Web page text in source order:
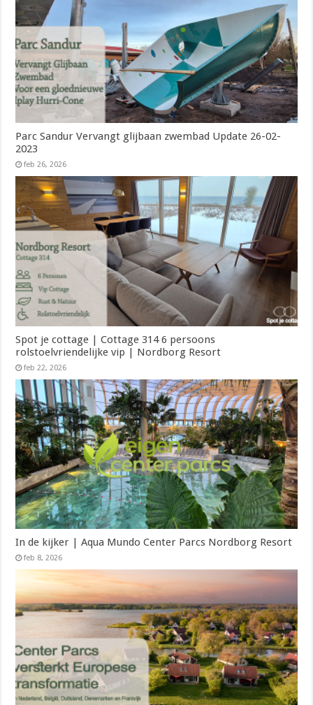
Parc Sandur Vervangt glijbaan zwembad Update 26-02-
2023
feb 26, 2026
Spot je cottage | Cottage 314 6 persoons
rolstoelvriendelijke vip | Nordborg Resort
feb 22, 2026
In de kijker | Aqua Mundo Center Parcs Nordborg Resort
feb 8, 2026